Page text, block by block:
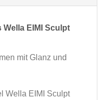
EIMI Sculpt
mit Glanz und
Wella EIMI Sculpt